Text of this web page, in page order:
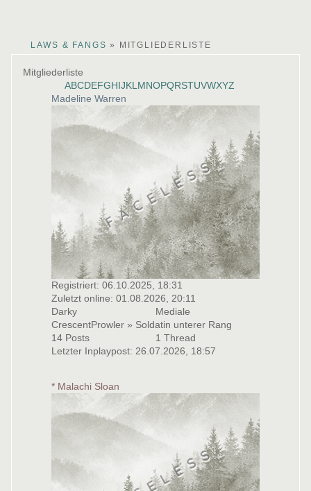
CLAWS & FANGS » MITGLIEDERLISTE
Mitgliederliste
ABCDEFGHIJKL MNOPQRSTUVWXYZ
Madeline Warren
Registriert: 06.10.2025, 18:31
Zuletzt online: 01.08.2026, 20:11
Darky
Mediale
CrescentProwler » Soldatin unterer Rang
14 Posts
1 Thread
Letzter Inplaypost: 26.07.2026, 18:57
* Malachi Sloan